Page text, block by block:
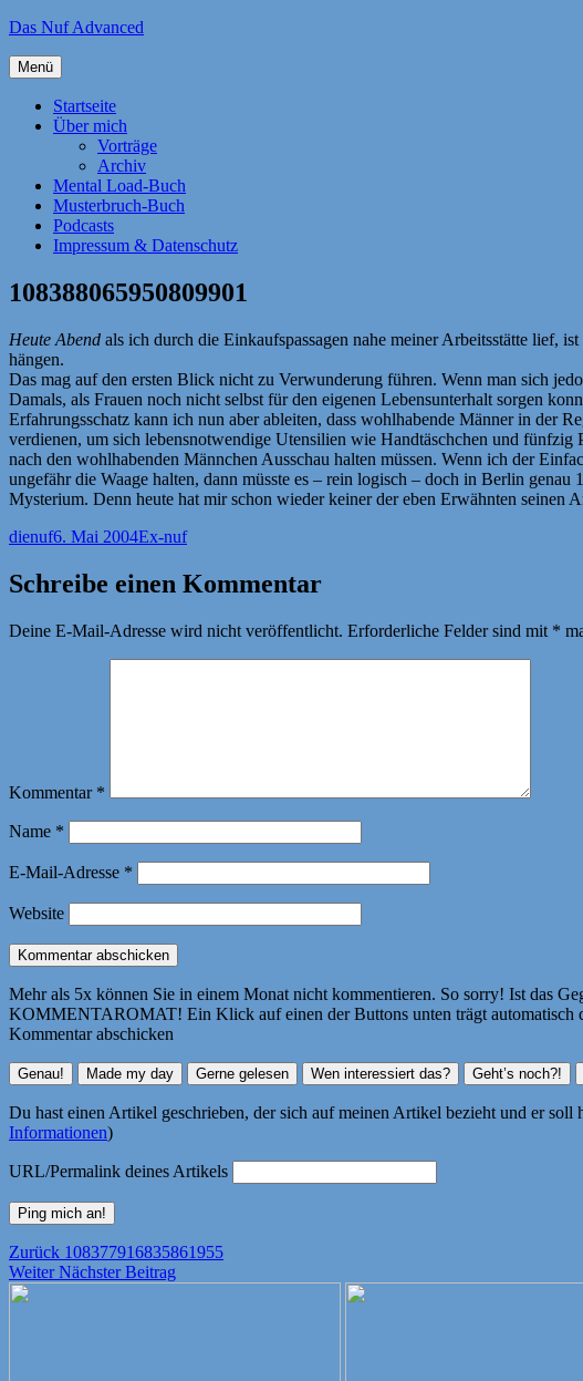
Zum
springen
Das Nuf Advanced
Menü
Startseite
Über mich
Vorträge
Archiv
Mental Load-Buch
Musterbruch-Buch
Podcasts
Impressum & Datenschutz
108388065950809901
Heute Abend als ich durch die Einkaufspassagen nahe meiner Arbeitsstätte lief,
hängen.
Das mag auf den ersten Blick nicht zu Verwunderung führen. Wenn man sich
Damals, als Frauen noch nicht selbst für den eigenen Lebensunterhalt sorgen
Erfahrungsschatz kann ich nun aber ableiten, dass wohlhabende Männer in der
verdienen, um sich lebensnotwendige Utensilien wie Handtäschchen und fünfzig
nach den wohlhabenden Männchen Ausschau halten müssen. Wenn ich der
ungefähr die Waage halten, dann müsste es – rein logisch – doch in Berlin
Mysterium. Denn heute hat mir schon wieder keiner der eben Erwähnten
Autor
dienufVeröffentlicht
6. Mai 2004Kategorien
Ex-nuf
Schreibe einen Kommentar
Deine E-Mail-Adresse wird nicht veröffentlicht. Erforderliche Felder sind mit *
Kommentar *
Name *
E-Mail-Adresse *
Website
Mehr als 5x können Sie in einem Monat nicht kommentieren. So sorry! Ist das
KOMMENTAROMAT! Ein Klick auf einen der Buttons unten trägt automatisch
Kommentar abschicken
Du hast einen Artikel geschrieben, der sich auf meinen Artikel bezieht und er
Informationen)
URL/Permalink deines Artikels
Beitragsnavigation
Zurück Vorheriger
Beitrag:
108377916835861955
Weiter Nächster
Nächster Beitrag